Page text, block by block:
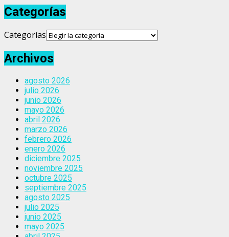
Categorías
Categorías
Archivos
agosto 2026
julio 2026
junio 2026
mayo 2026
abril 2026
marzo 2026
febrero 2026
enero 2026
diciembre 2025
noviembre 2025
octubre 2025
septiembre 2025
agosto 2025
julio 2025
junio 2025
mayo 2025